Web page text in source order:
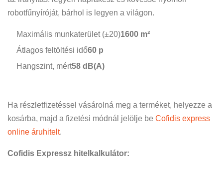
robotfűnyíróját, bárhol is legyen a világon.
Maximális munkaterület (±20)1600 m²
Átlagos feltöltési idő60 p
Hangszint, mért58 dB(A)
Ha részletfizetéssel vásárolná meg a terméket, helyezze a
kosárba, majd a fizetési módnál jelölje be Cofidis express
online áruhitelt.
Cofidis Expressz hitelkalkulátor: